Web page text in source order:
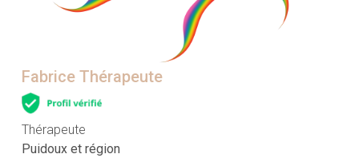
Fabrice Thérapeute
Thérapeute
Puidoux et région